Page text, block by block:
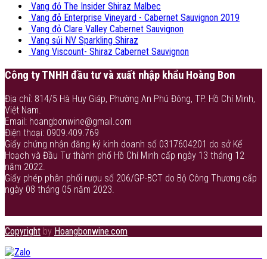
Vang đỏ The Insider Shiraz Malbec
Vang đỏ Enterprise Vineyard - Cabernet Sauvignon 2019
Vang đỏ Clare Valley Cabernet Sauvignon
Vang sủi NV Sparkling Shiraz
Vang Viscount- Shiraz Cabernet Sauvignon
Công ty TNHH đầu tư và xuất nhập khẩu Hoàng Bon
Địa chỉ: 814/5 Hà Huy Giáp, Phường An Phú Đông, TP. Hồ Chí Minh,
Việt Nam.
Email: hoangbonwine@gmail.com
Điện thoại: 0909.409.769
Giấy chứng nhận đăng ký kinh doanh số 0317604201 do sở Kế
Hoạch và Đầu Tư thành phố Hồ Chí Minh cấp ngày 13 tháng 12
năm 2022.
Giấy phép phân phối rượu số 206/GP-BCT do Bộ Công Thương cấp
ngày 08 tháng 05 năm 2023.
Copyright by Hoangbonwine.com